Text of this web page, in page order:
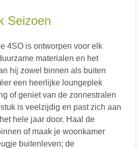
Seizoen
4SO is ontworpen voor elk
materialen en het
hij zowel binnen als buiten
een heerlijke loungeplek
of geniet van de zonnestralen
is veelzijdig en past zich aan
hele jaar door. Haal de
of maak je woonkamer
buitenleven; de